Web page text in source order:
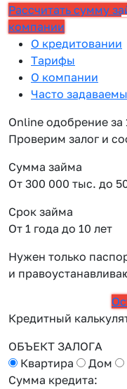
Рассчитать сумму
компании
О кредитовании
Тарифы
О компании
Часто
Online одобрение за
Проверим залог и
Сумма займа
От 300 000 тыс. до
Срок займа
От 1 года до 10 лет
Нужен только
и
Кредитный
ОБЪЕКТ ЗАЛОГА
Квартира
Дом
Сумма кредита: